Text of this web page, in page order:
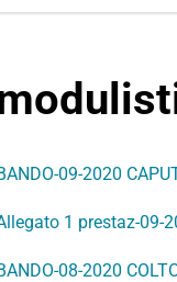
09-2020
1 prestaz-09-
08-2020